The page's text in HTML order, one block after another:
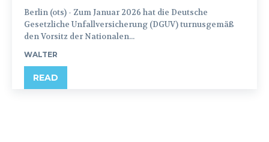
Berlin (ots) - Zum Januar 2026 hat die Deutsche
Gesetzliche Unfallversicherung (DGUV) turnusgemäß
den Vorsitz der Nationalen...
WALTER
READ